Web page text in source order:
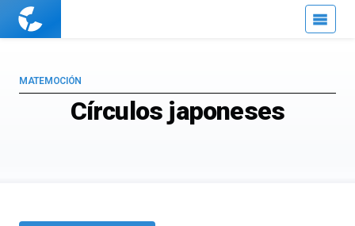
Cuaderno
Círculos japoneses
MATEMOCIÓN